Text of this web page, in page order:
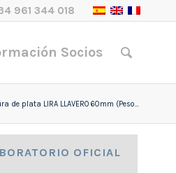
961 344 018
Socios
de plata LIRA LLAVERO 60mm (Peso...
OFICIAL